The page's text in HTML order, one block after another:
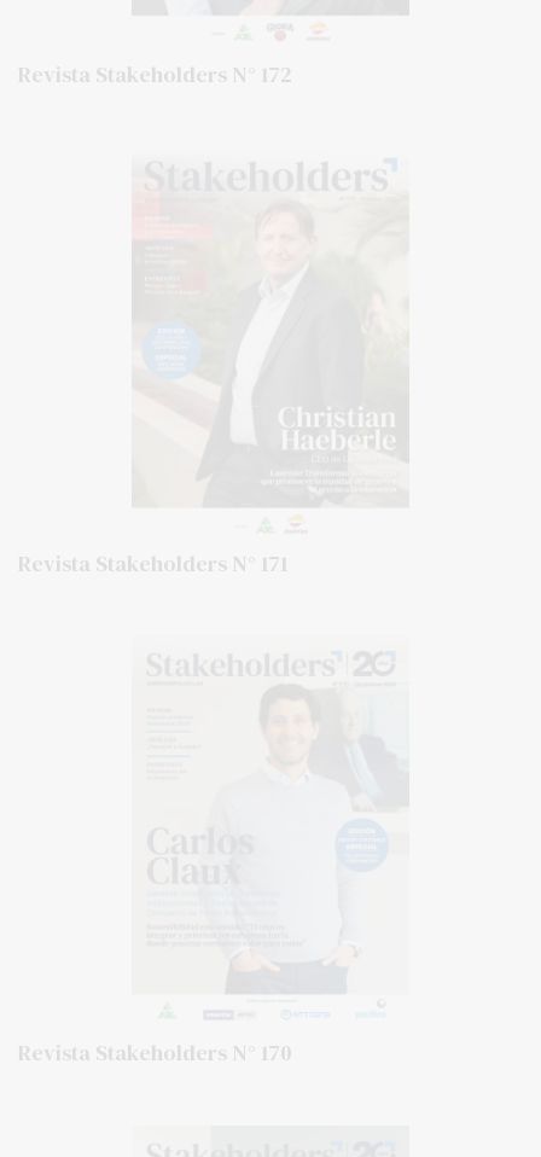
Revista Stakeholders N° 172
Revista Stakeholders N° 171
Revista Stakeholders N° 170